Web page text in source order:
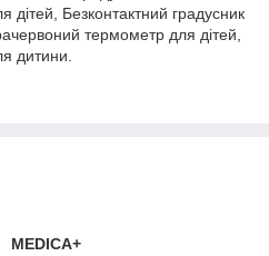
дітей, Безконтактний градусник
термометр для дітей,
дитини.
MEDICA+